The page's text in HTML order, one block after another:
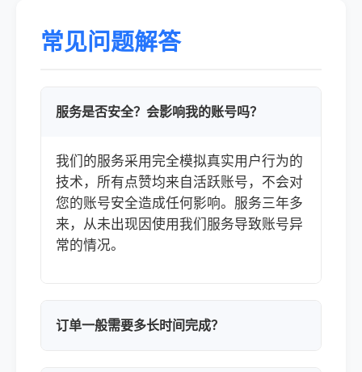
常见问题解答
服务是否安全？会影响我的账号吗？
我们的服务采用完全模拟真实用户行为的
技术，所有点赞均来自活跃账号，不会对
您的账号安全造成任何影响。服务三年多
来，从未出现因使用我们服务导致账号异
常的情况。
订单一般需要多长时间完成？